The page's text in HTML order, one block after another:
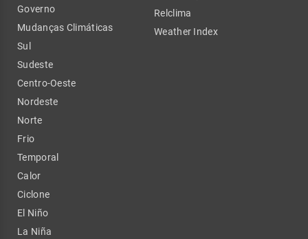
Governo
Mudanças Climáticas
Sul
Sudeste
Centro-Oeste
Nordeste
Norte
Frio
Temporal
Calor
Ciclone
El Niño
La Niña
Relclima
Weather Index